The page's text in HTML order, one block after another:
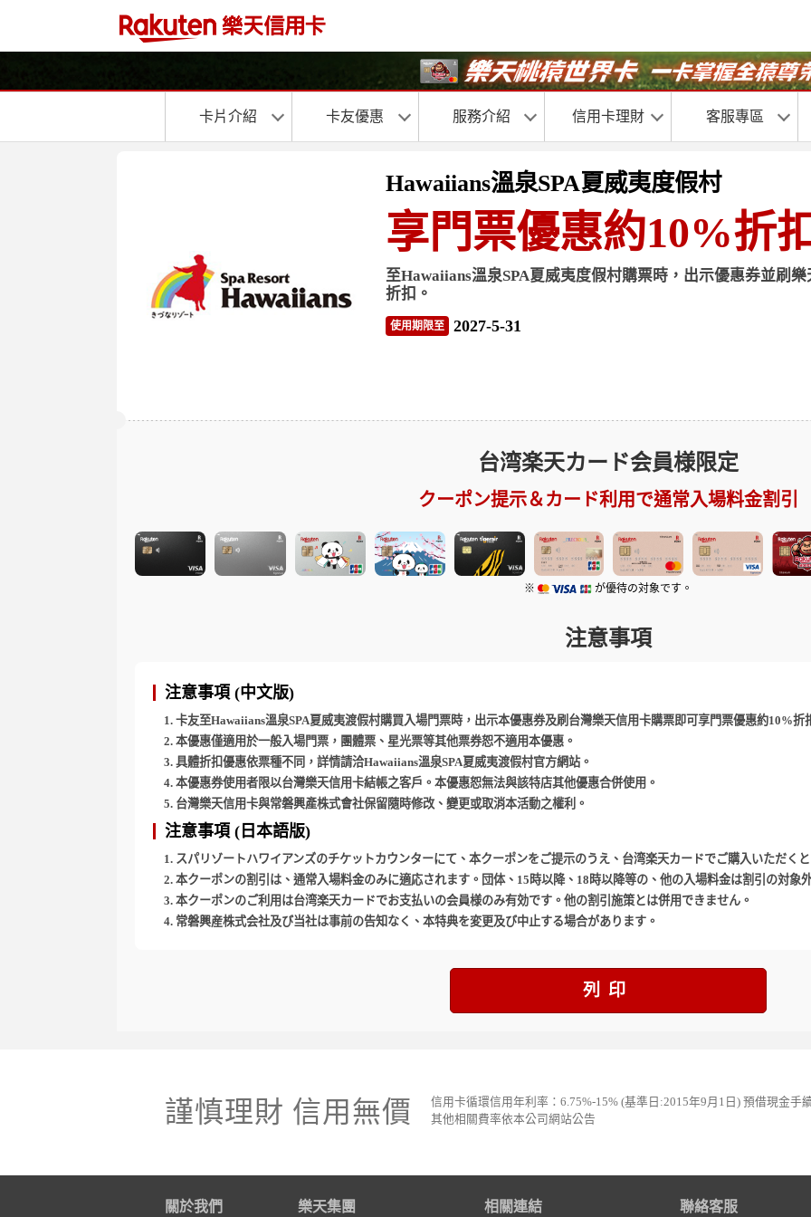
卡片介紹 卡友優惠 服務介紹 信用卡理財 客服專區
Hawaiians溫泉SPA夏威夷度假村
享門票優惠約10%折
至Hawaiians溫泉SPA夏威夷度假村購票時，出示優惠券並刷
折扣。
使用期限至 2027-5-31
台湾楽天カード会員様限定
クーポン提示＆カード利用で通常入場料金割引
※ が優待の対象です。
注意事項
注意事項 (中文版)
卡友至Hawaiians溫泉SPA夏威夷渡假村購買入場門票時，出示本優惠券及刷台灣樂天信用卡購票即可享門票優惠約10%折
本優惠僅適用於一般入場門票，團體票、星光票等其他票券恕不適用本優惠。
具體折扣優惠依票種不同，詳情請洽Hawaiians溫泉SPA夏威夷渡假村官方網站。
本優惠券使用者限以台灣樂天信用卡結帳之客戶。本優惠恕無法與該特店其他優惠合併使用。
台灣樂天信用卡與常磐興產株式會社保留隨時修改、變更或取消本活動之權利。
注意事項 (日本語版)
スパリゾートハワイアンズのチケットカウンターにて、本クーポンをご提示のうえ、台湾楽天カードでご購入いただく
本クーポンの割引は、通常入場料金のみに適応されます。団体、15時以降、18時以降等の、他の入場料金は割引の対象
本クーポンのご利用は台湾楽天カードでお支払いの会員様のみ有効です。他の割引施策とは併用できません。
常磐興産株式会社及び当社は事前の告知なく、本特典を変更及び中止する場合があります。
列印
謹慎理財 信用無價
信用卡循環信用年利率：6.75%-15% (基準日:2015年9月1日) 預借現金手
其他相關費率依本公司網站公告
關於我們 樂天集團 相關連結 聯絡客服